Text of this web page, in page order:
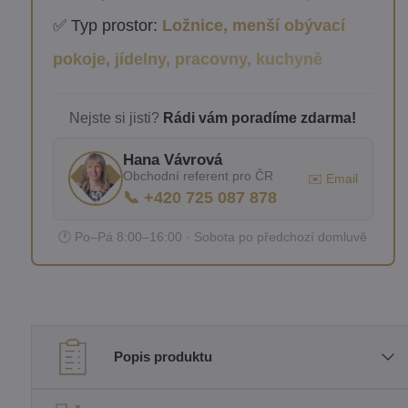
✅ Typ prostor: Ložnice, menší obývací
pokoje, jídelny, pracovny, kuchyně
Nejste si jisti? Rádi vám poradíme zdarma!
Hana Vávrová
Obchodní referent pro ČR
📞 +420 725 087 878
✉️ Email
🕐 Po–Pá 8:00–16:00 · Sobota po předchozí domluvě
Popis produktu